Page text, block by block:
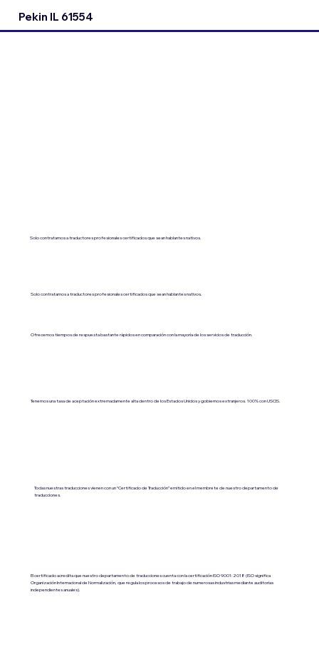
Pekin IL 61554
Solo contratamos a traductores profesionales certificados que sean hablantes nativos.
Solo contratamos a traductores profesionales certificados que sean hablantes nativos.
Ofrecemos tiempos de respuesta bastante rápidos en comparación con la mayoría de los servicios de traducción.
Tenemos una tasa de aceptación extremadamente alta dentro de los Estados Unidos y gobiernos extranjeros. 100% con USCIS.
Todas nuestras traducciones vienen con un “Certificado de Traducción” emitido en el membrete de nuestro departamento de
traducciones.
El certificado acredita que nuestro departamento de traducciones cuenta con la certificación ISO 9001:2018 (ISO significa
Organización Internacional de Normalización, que regula los procesos de trabajo de numerosas industrias mediante auditorías
independientes anuales).